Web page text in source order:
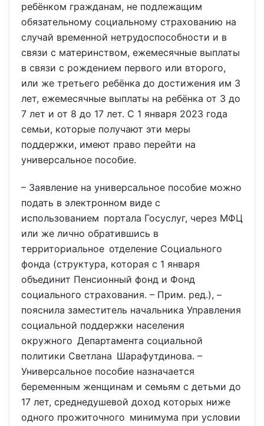
ребёнком гражданам, не подлежащим
обязательному социальному страхованию на
случай временной нетрудоспособности и в
связи с материнством, ежемесячные выплаты
в связи с рождением первого или второго,
или же третьего ребёнка до достижения им 3
лет, ежемесячные выплаты на ребёнка от 3 до
7 лет и от 8 до 17 лет. С 1 января 2023 года
семьи, которые получают эти меры
поддержки, имеют право перейти на
универсальное пособие.
– Заявление на универсальное пособие можно
подать в электронном виде с
использованием портала Госуслуг, через МФЦ
или же лично обратившись в
территориальное отделение Социального
фонда (структура, которая с 1 января
объединит Пенсионный фонд и Фонд
социального страхования. – Прим. ред.), –
пояснила заместитель начальника Управления
социальной поддержки населения
окружного Департамента социальной
политики Светлана Шарафутдинова. –
Универсальное пособие назначается
беременным женщинам и семьям с детьми до
17 лет, среднедушевой доход которых ниже
одного прожиточного минимума при условии